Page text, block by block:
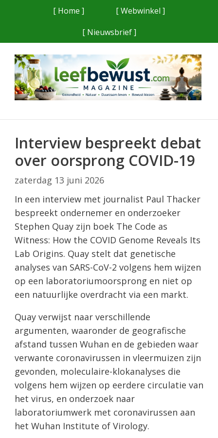
[ Home ]
[ Webwinkel ]
[ Nieuwsbrief ]
Interview bespreekt debat
over oorsprong COVID-19
zaterdag 13 juni 2026
In een interview met journalist Paul Thacker
bespreekt ondernemer en onderzoeker
Stephen Quay zijn boek The Code as
Witness: How the COVID Genome Reveals Its
Lab Origins. Quay stelt dat genetische
analyses van SARS-CoV-2 volgens hem wijzen
op een laboratoriumoorsprong en niet op
een natuurlijke overdracht via een markt.
Quay verwijst naar verschillende
argumenten, waaronder de geografische
afstand tussen Wuhan en de gebieden waar
verwante coronavirussen in vleermuizen zijn
gevonden, moleculaire-klokanalyses die
volgens hem wijzen op eerdere circulatie van
het virus, en onderzoek naar
laboratoriumwerk met coronavirussen aan
het Wuhan Institute of Virology.